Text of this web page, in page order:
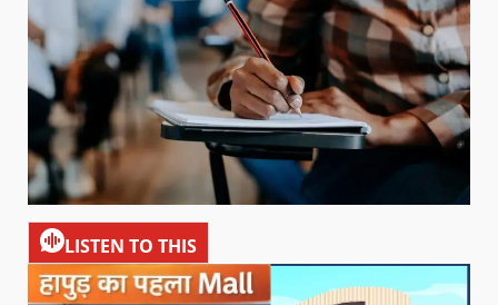
LISTEN TO THIS